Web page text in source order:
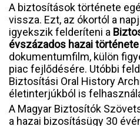
A biztosítások története
vissza. Ezt, az ókortól a
igyekszik felderíteni a
évszázados hazai története
dokumentumfilm, külön
piac fejlődésére. Utóbbi
Biztosítási Oral History
életinterjúkból is
A Magyar Biztosítók
a hazai bizosításügy 30